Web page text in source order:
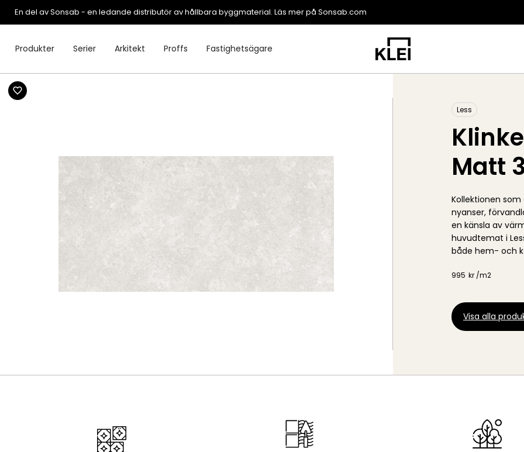
En del av Sonsab - en ledande distributör av hållbara byggmaterial. Läs mer på Sonsab.com
Produkter Serier Arkitekt Proffs Fastighetsägare
Less
Matt
Kollektionen
nyanser,
en känsla av
huvudtemat i
både hem- och
995 kr /m2
Visa alla